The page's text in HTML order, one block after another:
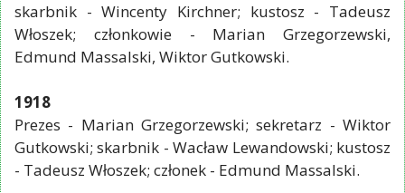
skarbnik - Wincenty Kirchner; kustosz - Tadeusz
Włoszek; członkowie - Marian Grzegorzewski,
Edmund Massalski, Wiktor Gutkowski.
1918
Prezes - Marian Grzegorzewski; sekretarz - Wiktor
Gutkowski; skarbnik - Wacław Lewandowski; kustosz
- Tadeusz Włoszek; członek - Edmund Massalski.